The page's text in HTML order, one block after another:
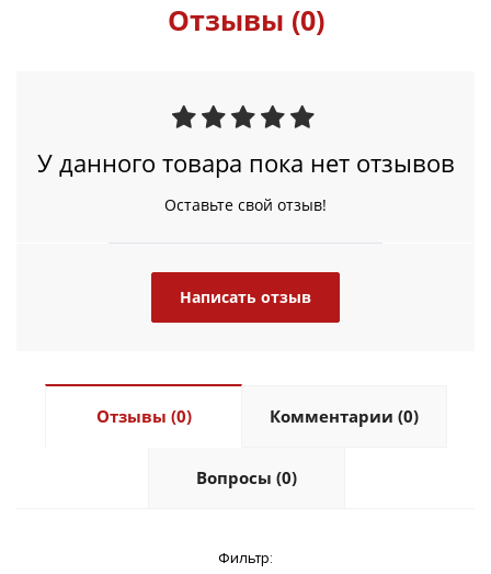
Отзывы (0)
У данного товара пока нет отзывов
Оставьте свой отзыв!
Написать отзыв
Отзывы (0) Комментарии (0)
Вопросы (0)
Фильтр: